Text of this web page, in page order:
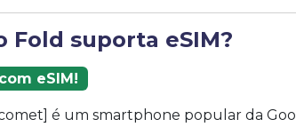
Fold suporta eSIM?
eSIM!
é um smartphone popular da